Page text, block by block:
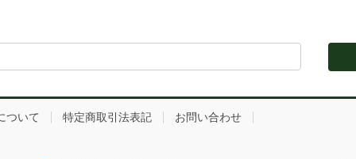
ついて 特定商取引法表記 お問い合わせ